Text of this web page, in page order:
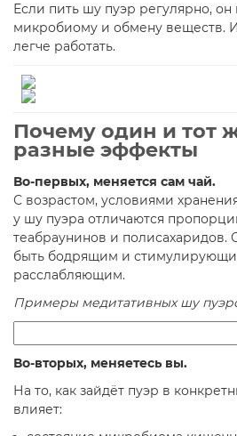
Если пить шу пуэр регулярно, он
микробиому и обмену веществ.
легче работать.
Почему один и тот
разные эффекты
Во-первых, меняется сам чай.
С возрастом, условиями
у шу пуэра отличаются
теабраунинов и
быть бодрящим и
расслабляющим.
Примеры медитативных шу
Во-вторых, меняетесь вы.
На то, как зайдёт пуэр в
влияет: